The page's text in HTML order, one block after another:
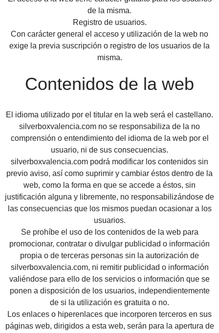
de la misma.
Registro de usuarios.
Con carácter general el acceso y utilización de la web no
exige la previa suscripción o registro de los usuarios de la
misma.
Contenidos de la web
El idioma utilizado por el titular en la web será el castellano.
silverboxvalencia.com no se responsabiliza de la no
comprensión o entendimiento del idioma de la web por el
usuario, ni de sus consecuencias.
silverboxvalencia.com podrá modificar los contenidos sin
previo aviso, así como suprimir y cambiar éstos dentro de la
web, como la forma en que se accede a éstos, sin
justificación alguna y libremente, no responsabilizándose de
las consecuencias que los mismos puedan ocasionar a los
usuarios.
Se prohíbe el uso de los contenidos de la web para
promocionar, contratar o divulgar publicidad o información
propia o de terceras personas sin la autorización de
silverboxvalencia.com, ni remitir publicidad o información
valiéndose para ello de los servicios o información que se
ponen a disposición de los usuarios, independientemente
de si la utilización es gratuita o no.
Los enlaces o hiperenlaces que incorporen terceros en sus
páginas web, dirigidos a esta web, serán para la apertura de